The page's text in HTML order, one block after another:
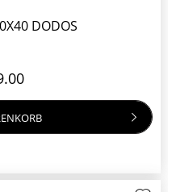
DODOS